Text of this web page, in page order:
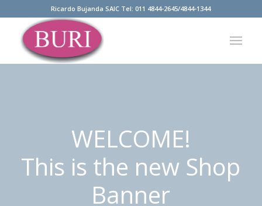
Ricardo Bujanda SAIC Tel: 011 4844-2645/4844-1344
WELCOME!
This is the new Shop
Banner